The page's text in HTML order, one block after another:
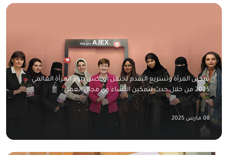
تمكين المرأة وتسريع التقدم تحتفل ايجكس بيوم المرأة العالمي
2025 من خلال حدث لتمكين النساء في مجال العمل.
08 مارس 2025